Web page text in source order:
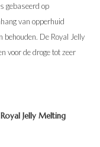
gebaseerd op
van opperhuid
behouden. De Royal Jelly
voor de droge tot zeer
Jelly Melting